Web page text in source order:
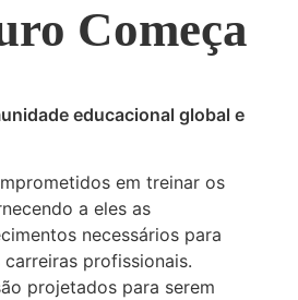
Começa
educacional global e
em treinar os
a eles as
necessários para
profissionais.
projetados para serem